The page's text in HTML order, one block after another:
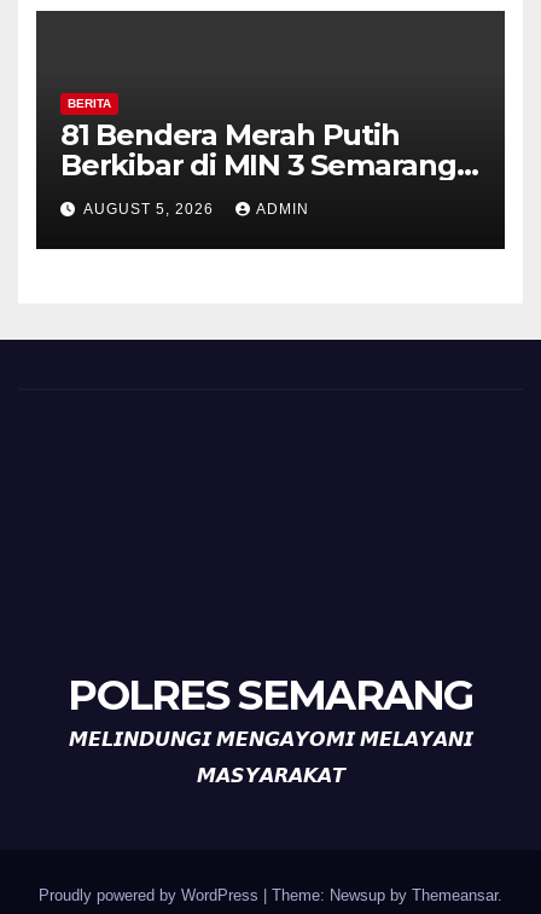
BERITA
81 Bendera Merah Putih
Berkibar di MIN 3 Semarang,
Bhabinkamtibmas Desa
Timpik Hadiri Peringatan
HUT ke-81 Kemerdekaan RI
AUGUST 5, 2026 ADMIN
POLRES SEMARANG
𝙈𝙀𝙇𝙄𝙉𝘿𝙐𝙉𝙂𝙄 𝙈𝙀𝙉𝙂𝘼𝙔𝙊𝙈𝙄 𝙈𝙀𝙇𝘼𝙔𝘼𝙉𝙄
𝙈𝘼𝙎𝙔𝘼𝙍𝘼𝙆𝘼𝙏
Proudly powered by WordPress | Theme: Newsup by Themeansar.